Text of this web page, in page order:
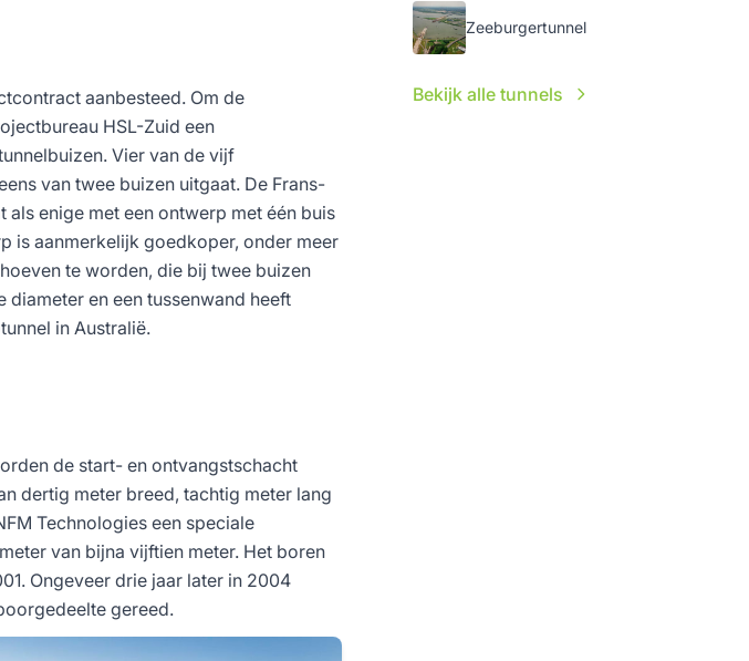
aanbesteed. Om de
HSL-Zuid een
Vier van de vijf
van twee buizen uitgaat. De Frans-
enige met een ontwerp met één buis
is aanmerkelijk goedkoper, onder meer
te worden, die bij twee buizen
en een tussenwand heeft
in Australië.
de start- en ontvangstschacht
dertig meter breed, tachtig meter lang
Technologies een speciale
van bijna vijftien meter. Het boren
Ongeveer drie jaar later in 2004
gereed.
Zeeburgertunnel
Bekijk alle tunnels